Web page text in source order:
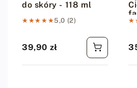
do skóry - 118 ml
★★★★★
★★★★★5,0 (2)
Cena regularna
39,90 zł